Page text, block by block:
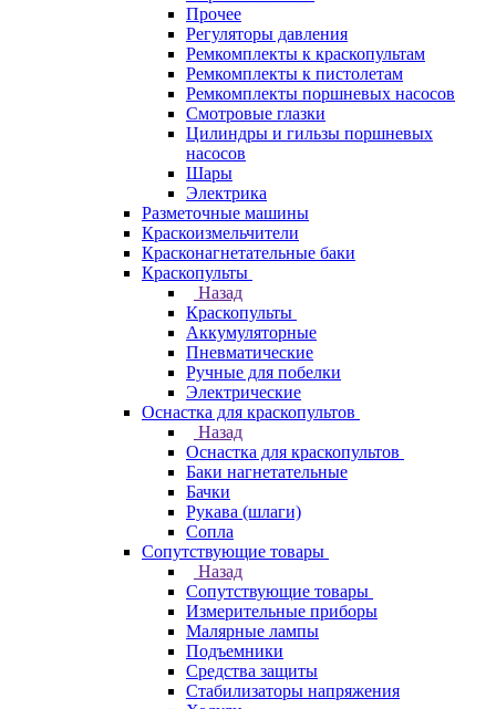
Прочее
Регуляторы давления
Ремкомплекты к краскопультам
Ремкомплекты к пистолетам
Ремкомплекты поршневых насосов
Смотровые глазки
Цилиндры и гильзы поршневых
насосов
Шары
Электрика
Разметочные машины
Краскоизмельчители
Красконагнетательные баки
Краскопульты
Назад
Краскопульты
Аккумуляторные
Пневматические
Ручные для побелки
Электрические
Оснастка для краскопультов
Назад
Оснастка для краскопультов
Баки нагнетательные
Бачки
Рукава (шлаги)
Сопла
Сопутствующие товары
Назад
Сопутствующие товары
Измерительные приборы
Малярные лампы
Подъемники
Средства защиты
Стабилизаторы напряжения